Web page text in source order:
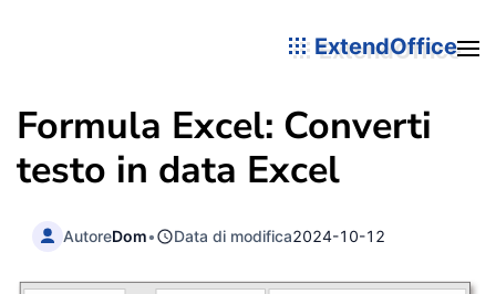
ExtendOffice
Formula Excel: Converti
testo in data Excel
AutoreDom• Data di modifica2024-10-12